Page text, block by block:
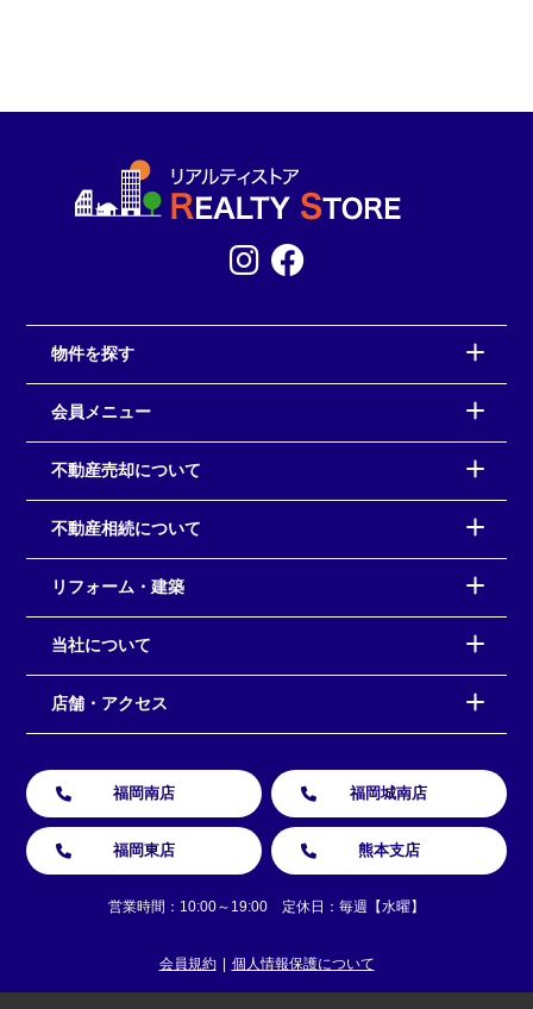
物件を探す
会員メニュー
不動産売却について
不動産相続について
リフォーム・建築
当社について
店舗・アクセス
福岡南店 福岡城南店
福岡東店 熊本支店
営業時間：10:00～19:00 定休日：毎週【水曜】
会員規約 個人情報保護について